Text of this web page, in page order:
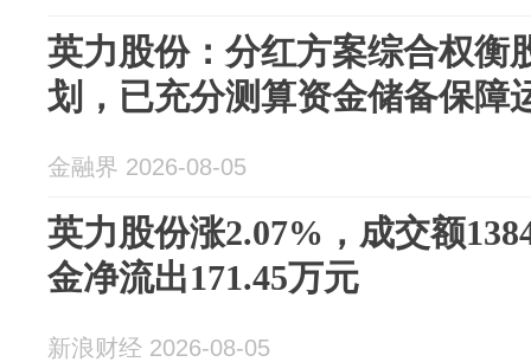
英力股份：分红方案综合权衡
划，已充分测算资金储备保障
金融界 2026-08-05
英力股份涨2.07%，成交额
金净流出171.45万元
新浪财经 2026-08-05